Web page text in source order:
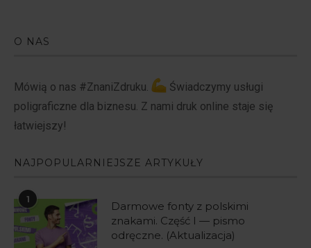
O NAS
Mówią o nas #ZnaniZdruku.
Świadczymy usługi
poligraficzne dla biznesu. Z nami druk online staje się
łatwiejszy!
NAJPOPULARNIEJSZE ARTYKUŁY
1
Darmowe fonty z polskimi
znakami. Część I — pismo
odręczne. (Aktualizacja)